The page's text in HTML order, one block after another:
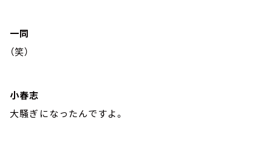
一同
（笑）
小春志
大騒ぎになったんですよ。